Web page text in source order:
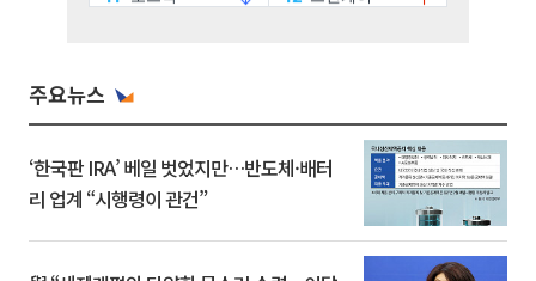
주요뉴스
‘한국판 IRA’ 베일 벗었지만…반도체·배터
리 업계 “시행령이 관건”